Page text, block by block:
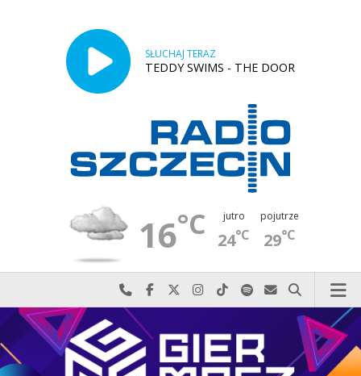
SŁUCHAJ TERAZ
TEDDY SWIMS - THE DOOR
16°C jutro
24°C
pojutrze
29°C
Najlepiej po prostu do nas zadzwoń
Odwiedź nas na Facebook-u
Odwiedź nas na X
Odwiedź nas na Instagram-ie
Odwiedź nas na TikTok-u
Szukaj nas na Spotify
Wyślij do nas
Szukaj